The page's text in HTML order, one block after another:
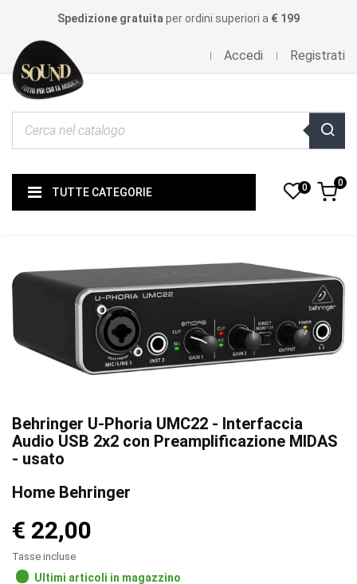
Spedizione gratuita per ordini superiori a € 199
Accedi Registrati
TUTTE CATEGORIE 0 0
Behringer U-Phoria UMC22 - Interfaccia
Audio USB 2x2 con Preamplificazione MIDAS
- usato
Home Behringer
€ 22,00
Tasse incluse
Ultimi articoli in magazzino